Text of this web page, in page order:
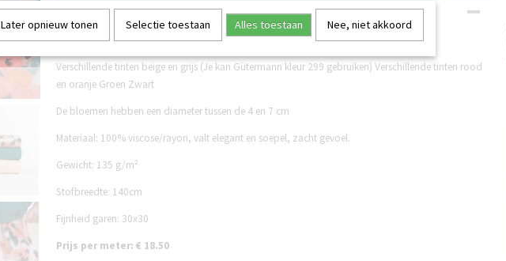
Omschrijving
See You At Six Viscose Rayon Misty Rose
Verschillende tinten beige en grijs (Je kan Gütermann kleur 299 gebruiken) Verschillende tinten rood
en oranje Groen Zwart
De bloemen hebben een diameter tussen de 4 en 7 cm
Materiaal: 100% viscose/rayon, valt elegant en soepel, zacht gevoel.
Gewicht: 135 g/m²
Stofbreedte: 140cm
Fijnheid garen: 30x30
Prijs per meter: € 18.50
Later opnieuw tonen Selectie toestaan Alles toestaan Nee, niet akkoord